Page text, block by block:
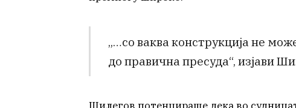
„…со ваква конструкција не
до правична пресуда“, изјави